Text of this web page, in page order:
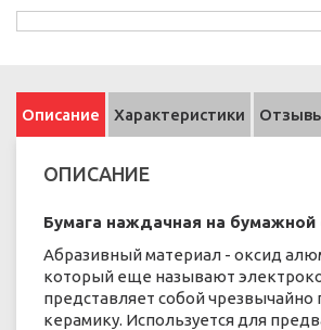
Описание Характеристики
ОПИСАНИЕ
Бумага наждачная на бумажной
Абразивный материал - оксид
который еще называют
представляет собой чрезвычайно
керамику. Используется для